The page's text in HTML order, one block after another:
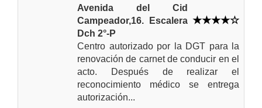
Avenida del Cid
Campeador,16. Escalera
Dch 2°-P
Centro autorizado por la DGT para la
renovación de carnet de conducir en el
acto. Después de realizar el
reconocimiento médico se entrega
autorización...